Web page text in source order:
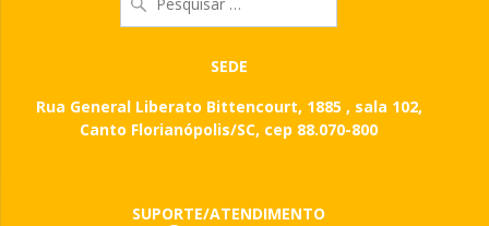
por:
SEDE
Rua General Liberato Bittencourt, 1885 , sala 102,
Canto Florianópolis/SC, cep 88.070-800
SUPORTE/ATENDIMENTO